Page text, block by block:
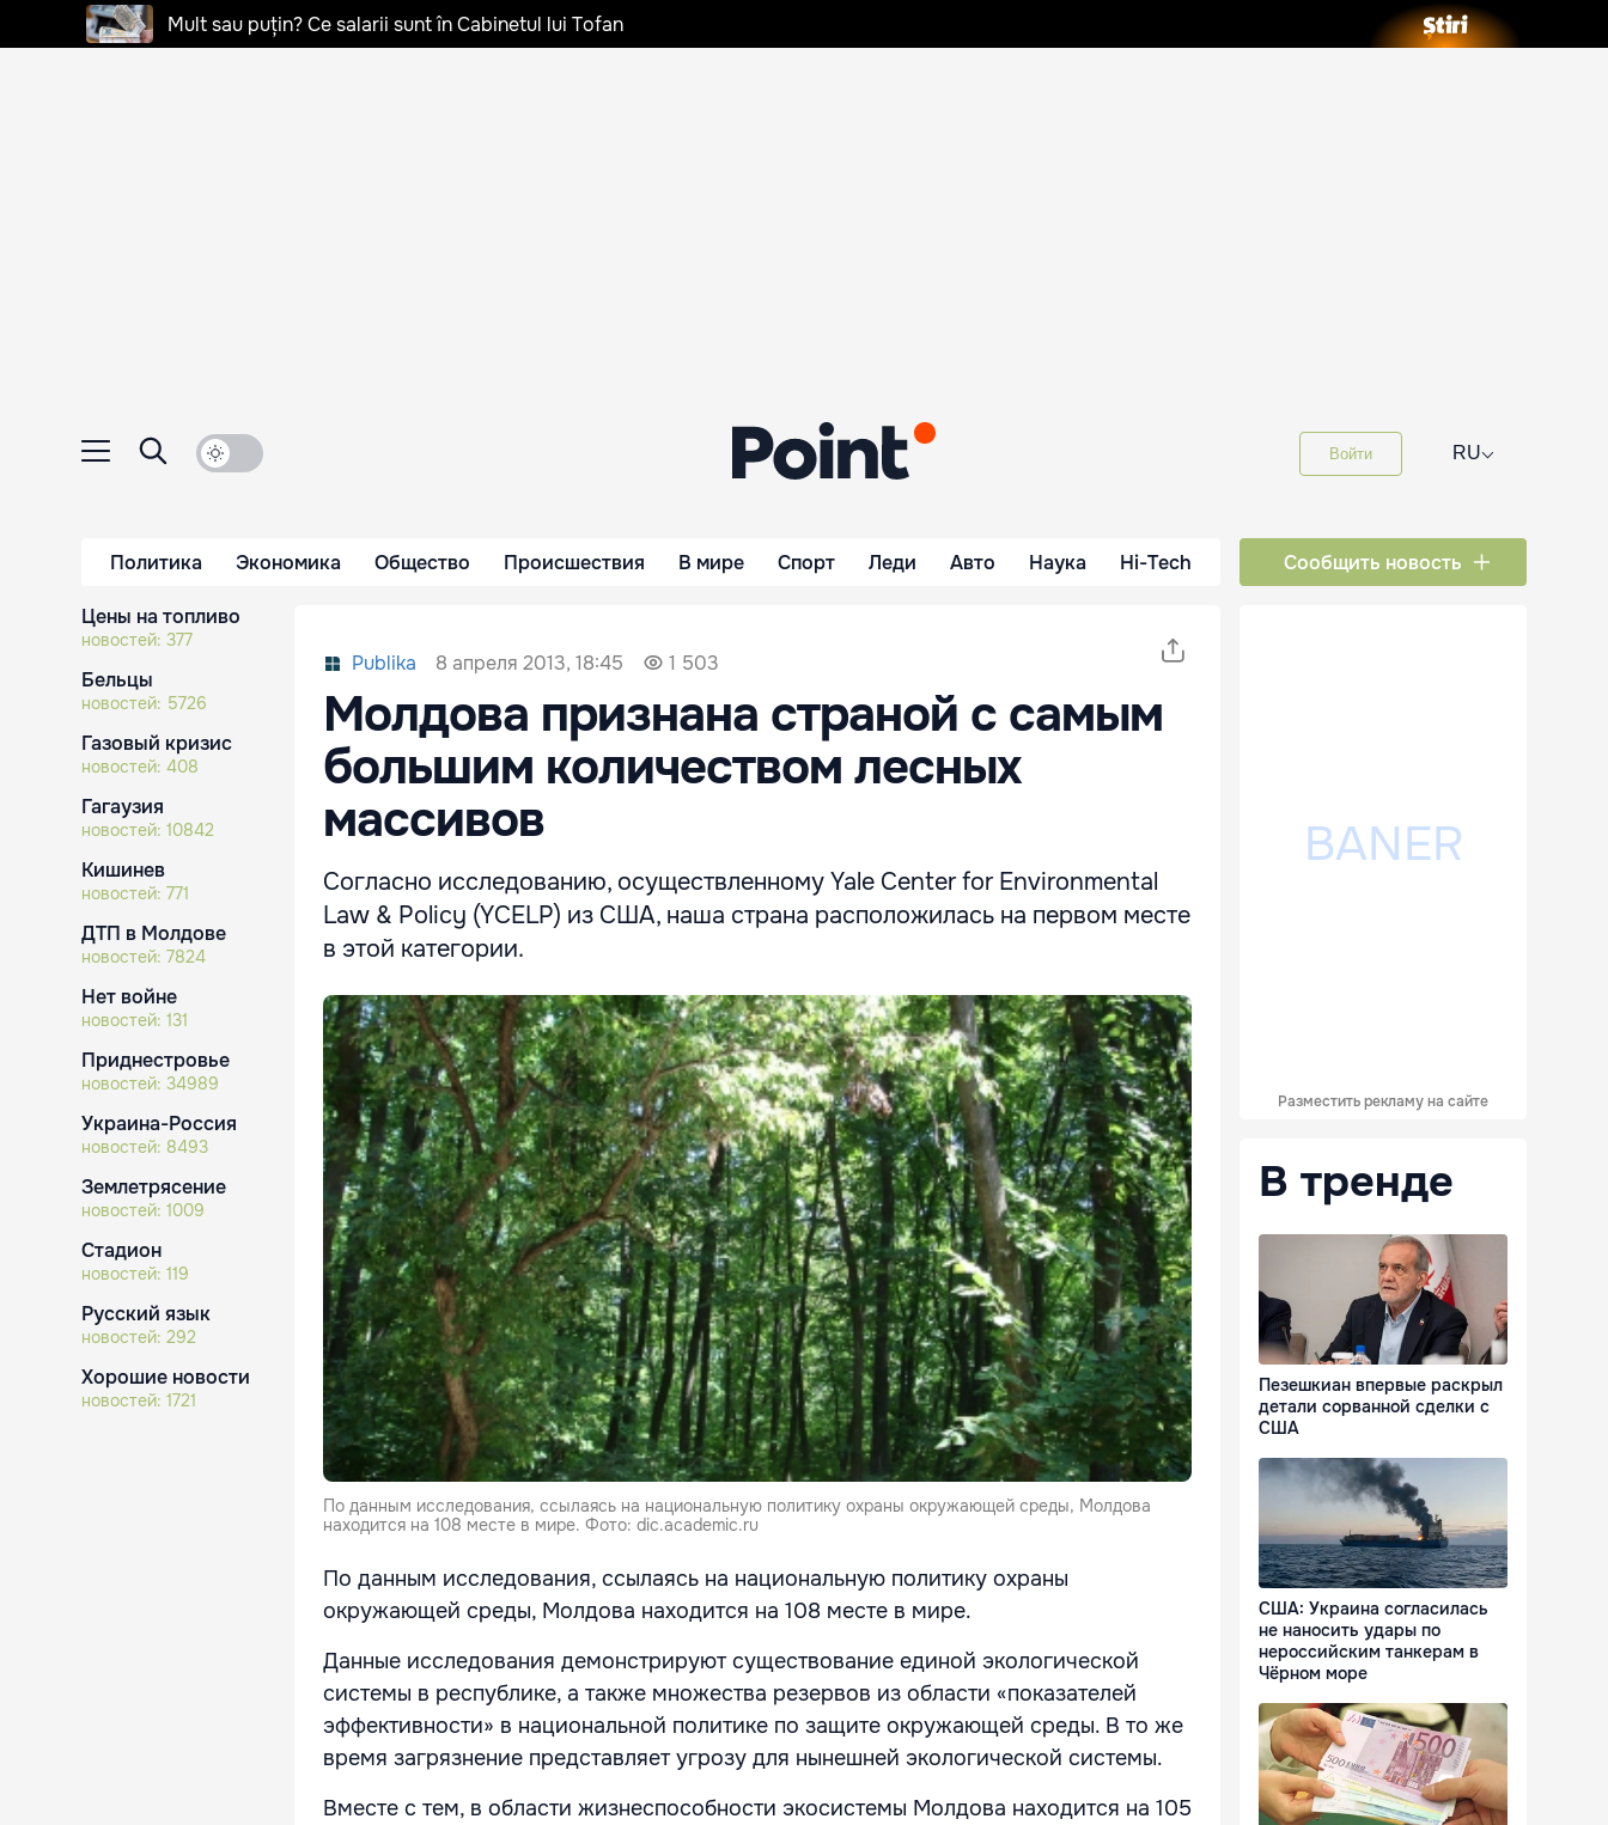
Mult sau puțin? Ce salarii sunt în Cabinetul lui Tofan
Войти RU⌵
Политика Экономика Общество Происшествия В мире Спорт Леди Авто Наука Hi-Tech Сообщить новость
Цены на топливо
новостей: 377
Бельцы
новостей: 5726
Газовый кризис
новостей: 408
Гагаузия
новостей: 10842
Кишинев
новостей: 771
ДТП в Молдове
новостей: 7824
Нет войне
новостей: 131
Приднестровье
новостей: 34989
Украина-Россия
новостей: 8493
Землетрясение
новостей: 1009
Стадион
новостей: 119
Русский язык
новостей: 292
Хорошие новости
новостей: 1721
Publika 8 апреля 2013, 18:45 1 503
Молдова признана страной с самым
большим количеством лесных
массивов
Согласно исследованию, осуществленному Yale Center for Environmental
Law & Policy (YCELP) из США, наша страна расположилась на первом месте
в этой категории.
По данным исследования, ссылаясь на национальную политику охраны окружающей среды, Молдова
находится на 108 месте в мире. Фото: dic.academic.ru
По данным исследования, ссылаясь на национальную политику охраны
окружающей среды, Молдова находится на 108 месте в мире.
Данные исследования демонстрируют существование единой экологической
системы в республике, а также множества резервов из области «показателей
эффективности» в национальной политике по защите окружающей среды. В то же
время загрязнение представляет угрозу для нынешней экологической системы.
Вместе с тем, в области жизнеспособности экосистемы Молдова находится на 105
Разместить рекламу на сайте
В тренде
Пезешкиан впервые раскрыл
детали сорванной сделки с
США
США: Украина согласилась
не наносить удары по
нероссийским танкерам в
Чёрном море